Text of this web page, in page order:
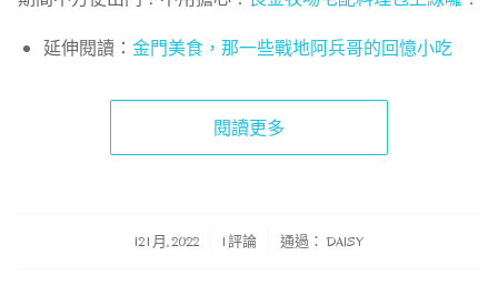
延伸閱讀： 金門美食，那一些戰地阿兵哥的回憶小吃
閱讀更多
12 1 月, 2022
/ 1 評論
/ 通過： DAISY